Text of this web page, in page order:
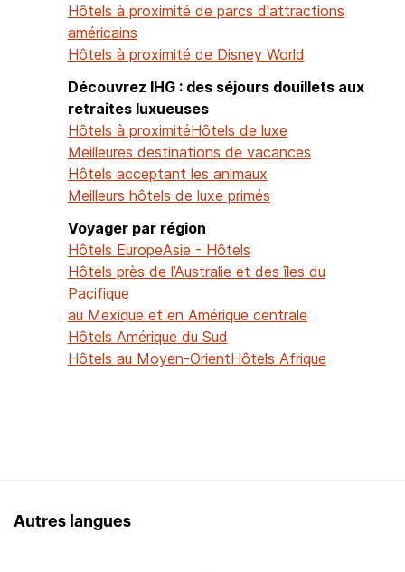
Hôtels à proximité de parcs d'attractions
américains
Hôtels à proximité de Disney World
Découvrez IHG : des séjours douillets aux
retraites luxueuses
Hôtels à proximitéHôtels de luxe
Meilleures destinations de vacances
Hôtels acceptant les animaux
Meilleurs hôtels de luxe primés
Voyager par région
Hôtels EuropeAsie - Hôtels
Hôtels près de l’Australie et des îles du
Pacifique
au Mexique et en Amérique centrale
Hôtels Amérique du Sud
Hôtels au Moyen-OrientHôtels Afrique
Autres langues